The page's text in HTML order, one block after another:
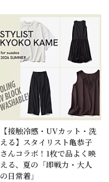
【接触冷感・UVカット・洗
える】スタイリスト亀恭子
さんコラボ！1枚で品よく映
える、夏の「即戦力・大人
の日常着」